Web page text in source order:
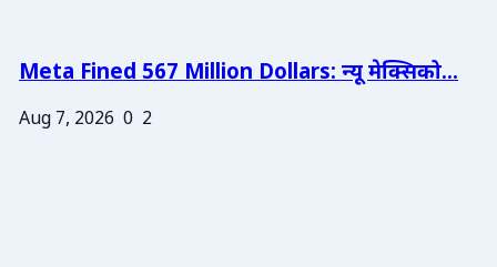
Meta Fined 567 Million Dollars: न्यू मेक्सिको...
Aug 7, 2026 0 2